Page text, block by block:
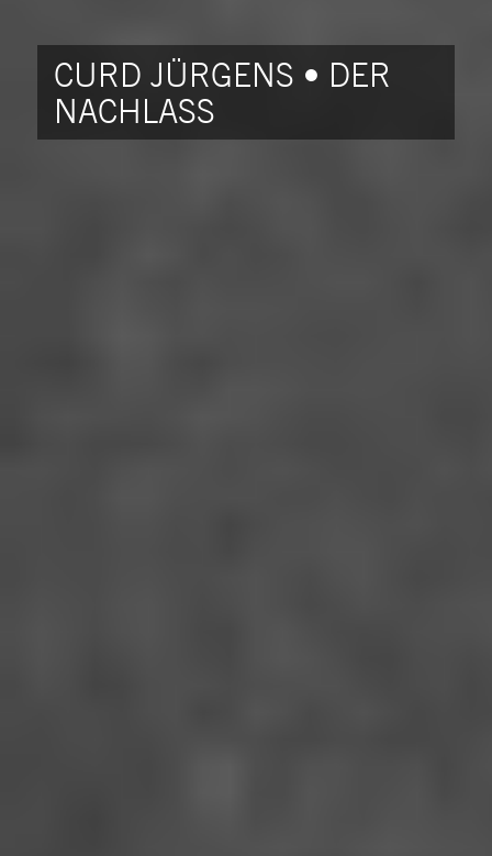
CURD JÜRGENS • DER
NACHLASS